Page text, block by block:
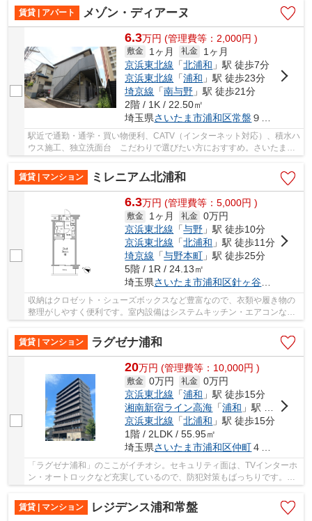
賃貸 | アパート
メゾン・ディアーヌ
6.3万円 (管理費等：2,000円 )
敷金 1ヶ月 礼金
1ヶ月
京浜東北線 「北浦和 」駅 徒歩7分
京浜東北線 「浦和 」駅 徒歩23分
埼京線 「南与野 」駅 徒歩21分
2階 / 1K / 22.50㎡
埼玉県さいたま市浦和区常盤 ９丁目４-２２
駅近で通勤・通学・買い物便利、CATV（インターネット対応）、積水ハ
ウス施工、独立洗面台 こだわりで選びたい方におすすめ。さいたま市
浦和区エリアで住まいをお探しなら「メゾン・...
賃貸 | マンション
ミレニアム北浦和
6.3万円 (管理費等：5,000円 )
敷金 1ヶ月 礼金 0万円
京浜東北線 「与野 」駅 徒歩10分
京浜東北線 「北浦和 」駅 徒歩11分
埼京線 「与野本町 」駅 徒歩25分
5階 / 1R / 24.13㎡
埼玉県さいたま市浦和区針ヶ谷１丁目５-
収納はクロゼット・シューズボックスなど豊富なので、衣類や履き物の
整理がしやすく便利です。室内設備はシステムキッチン・エアコンなど
賃貸 | マンション
ラグゼナ浦和
20万円 (管理費等：10,000円 )
敷金 0万円 礼金 0万円
京浜東北線 「浦和 」駅 徒歩15分
湘南新宿ライン高海 「浦和 」駅 徒歩15分
京浜東北線 「北浦和 」駅 徒歩15分
1階 / 2LDK / 55.95㎡
埼玉県さいたま市浦和区仲町４丁目２-１７
「ラグゼナ浦和」のここがイチオシ。セキュリティ面は、TVインターホ
ン・オートロックなど充実しているので、防犯対策もばっちりです。外
賃貸 | マンション
レジデンス浦和常盤